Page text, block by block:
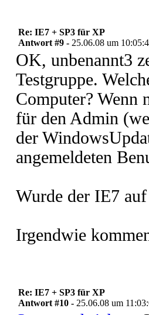
Re: IE7 + SP3 für XP
Antwort #9 - 25.06.08 um
OK, unbenannt3
Testgruppe.
Computer? Wenn
für den Admin
der
angemeldeten
Wurde der IE7
Irgendwie
Re: IE7 + SP3 für XP
Antwort #10 - 25.06.08 um